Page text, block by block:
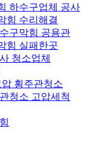
하수구업체 공사
힘 수리해결
구막힘 공용관
힘 실패한곳
청소업체
횡주관청소
청소 고압세척